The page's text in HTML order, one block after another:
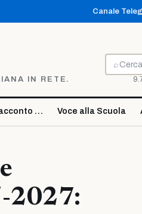
Canale
IN RETE.
⌕
Cerca
… Voce alla Scuola
2027: